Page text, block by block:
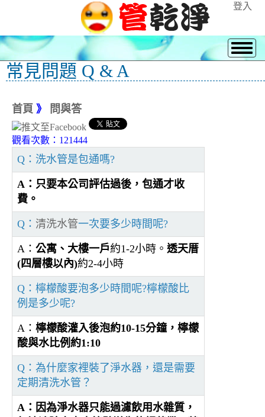
登入
常見問題 Q & A
首頁 》 問與答
觀看次數：121444
Q：洗水管是包通嗎?
A：只要本公司評估過後，包通才收
費。
Q： 清洗水管一次要多少時間呢?
A： 公寓、大樓一戶約1-2小時。 透天厝
(四層樓以內)約2-4小時
Q：檸檬酸要泡多少時間呢?檸檬酸比
例是多少呢?
A： 檸檬酸灌入後泡約10-15分鐘，檸檬
酸與水比例約1:10
Q：為什麼家裡裝了淨水器，還是需要
定期清洗水管？
A： 因為淨水器只能過濾飲用水雜質，